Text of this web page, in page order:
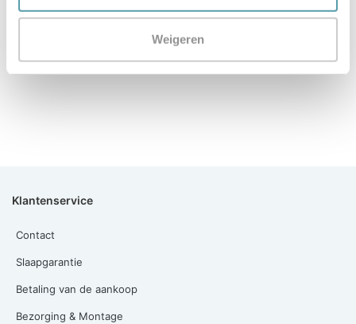
Weigeren
Opschudbare Hoofdkussens Alles Over: Silvana Support Hoofdkussens
Klantenservice
Contact
Slaapgarantie
Betaling van de aankoop
Bezorging & Montage